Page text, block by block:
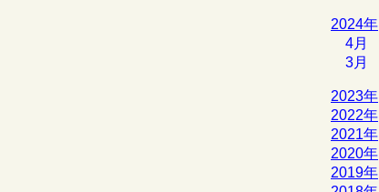
2024年
4月
3月
2023年
2022年
2021年
2020年
2019年